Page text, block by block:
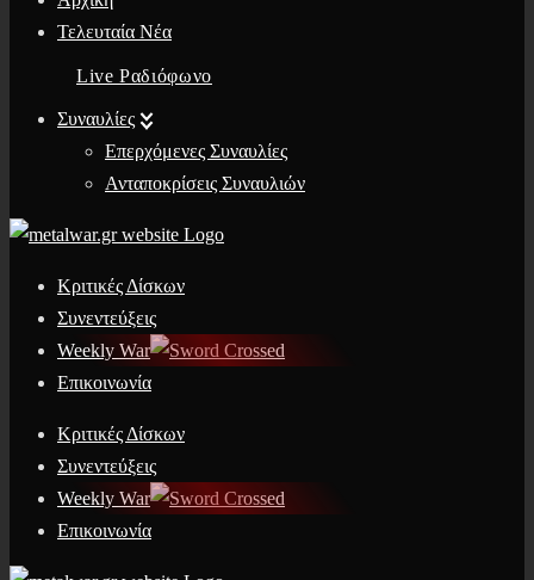
Τελευταία Νέα
Live Ραδιόφωνο
Συναυλίες
Επερχόμενες Συναυλίες
Ανταποκρίσεις Συναυλιών
Κριτικές Δίσκων
Συνεντεύξεις
Weekly War
Επικοινωνία
Κριτικές Δίσκων
Συνεντεύξεις
Weekly War
Επικοινωνία